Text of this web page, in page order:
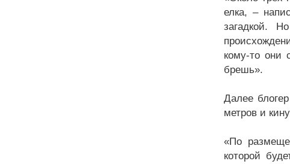
елка, –
загадкой.
кому-то они
брешь».
Далее
метров и
«По
которой